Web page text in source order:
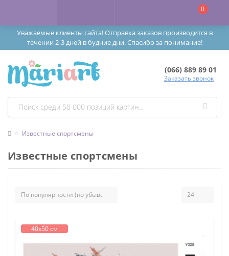
Уважаемые клиенты сайта! Отправка заказов производится в
течении 2-3 дней в будние дни. Спасибо за понимание!
0
(066) 889 89 01
Заказать звонок
Известные спортсмены
Известные спортсмены
40х50 см